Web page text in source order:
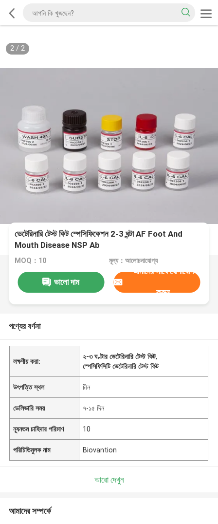
2/ 2
ভেটেরিনারি টেস্ট কিট স্পেসিফিকেশন 2-3 ঘন্টা AF Foot And
Mouth Disease NSP Ab
MOQ：10 মূল্য：আলোচনাযোগ্য
ভালো দাম
আমাদের সাথে যোগাযোগ
করুন
পণ্যের বর্ণনা
লক্ষণীয় করা:
২-৩ ঘণ্টার ভেটেরিনারি টেস্ট কিট,
স্পেসিফিসিটি ভেটেরিনারি টেস্ট কিট
উৎপত্তি স্থল চীন
ডেলিভারি সময় ৭-১৫ দিন
ন্যূনতম চাহিদার পরিমাণ 10
পরিচিতিমুলক নাম Biovantion
আরো দেখুন
আমাদের সম্পর্কে